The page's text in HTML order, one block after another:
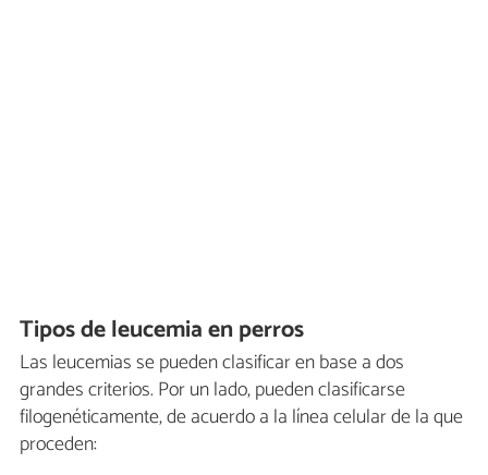
Tipos de leucemia en perros
Las leucemias se pueden clasificar en base a dos
grandes criterios. Por un lado, pueden clasificarse
filogenéticamente, de acuerdo a la línea celular de la que
proceden: